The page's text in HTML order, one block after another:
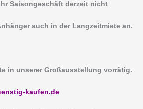
Saisongeschäft derzeit nicht
auch in der Langzeitmiete an.
in unserer Großausstellung vorrätig.
kaufen.de